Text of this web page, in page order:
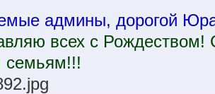
админы, дорогой
всех с